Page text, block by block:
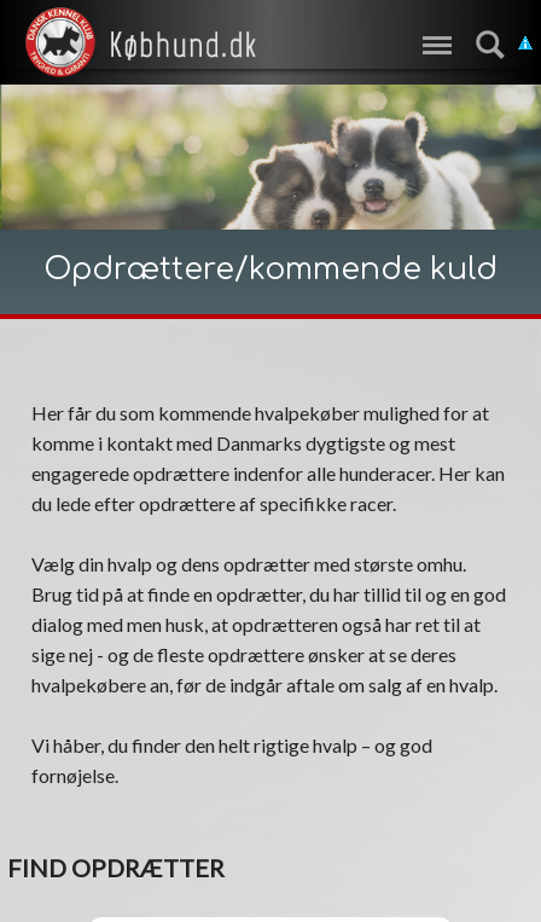
Opdrættere/kommende kuld
Her får du som kommende hvalpekøber mulighed for at
komme i kontakt med Danmarks dygtigste og mest
engagerede opdrættere indenfor alle hunderacer. Her kan
du lede efter opdrættere af specifikke racer.
Vælg din hvalp og dens opdrætter med største omhu.
Brug tid på at finde en opdrætter, du har tillid til og en god
dialog med men husk, at opdrætteren også har ret til at
sige nej - og de fleste opdrættere ønsker at se deres
hvalpekøbere an, før de indgår aftale om salg af en hvalp.
Vi håber, du finder den helt rigtige hvalp – og god
fornøjelse.
FIND OPDRÆTTER